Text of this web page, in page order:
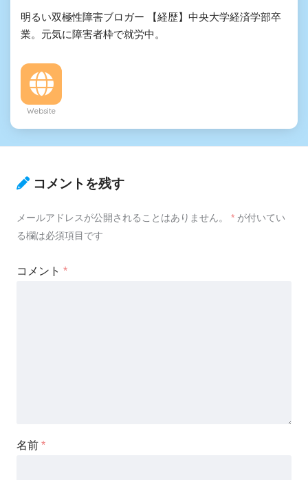
明るい双極性障害ブロガー 【経歴】中央大学経済学部卒
業。元気に障害者枠で就労中。
Website
コメントを残す
メールアドレスが公開されることはありません。 * が付いてい
る欄は必須項目です
コメント *
名前 *